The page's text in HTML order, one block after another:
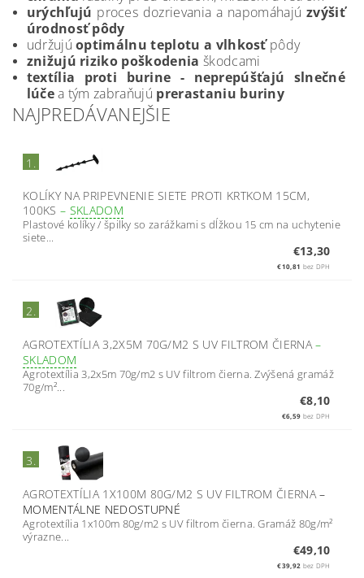
urýchľujú proces dozrievania a napomáhajúzvýšiť
úrodnosť pôdy
udržujúoptimálnu teplotu a vlhkosťpôdy
znižujú riziko poškodenia škodcami
textília proti burine - neprepúšťajú slnečné
lúčea tým zabraňujú prerastaniu buriny
NAJPREDÁVANEJŠIE
1.
KOLÍKY NA PRIPEVNENIE SIETE PROTI KRTKOM 15CM,
100KS– SKLADOM
Plastové kolíky / špilky so zarážkami s dĺžkou 15 cm na uchytenie
siete...
€13,30
€10,81 bez DPH
2.
AGROTEXTÍLIA 3,2X5M 70G/M2 S UV FILTROM ČIERNA–
SKLADOM
Agrotextília 3,2x5m 70g/m2 s UV filtrom čierna. Zvýšená gramáž
70g/m²...
€8,10
€6,59 bez DPH
3.
AGROTEXTÍLIA 1X100M 80G/M2 S UV FILTROM ČIERNA–
MOMENTÁLNE NEDOSTUPNÉ
Agrotextília 1x100m 80g/m2 s UV filtrom čierna. Gramáž 80g/m²
výrazne...
€49,10
€39,92 bez DPH